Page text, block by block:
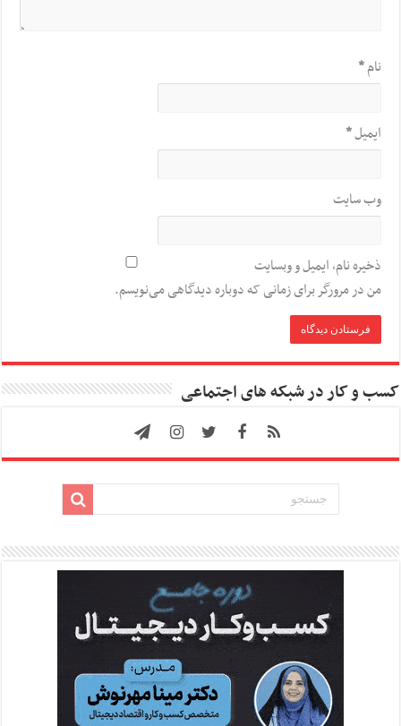
نام*
ایمیل*
وب‌ سایت
ذخیره نام، ایمیل و وبسایت
من در مرورگر برای زمانی که دوباره دیدگاهی می‌نویسم.
کسب و کار در شبکه های اجتماعی